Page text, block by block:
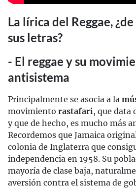
La lírica del Reggae,
sus letras?
- El reggae y su
antisistema
Principalmente se asocia a la
movimiento rastafari, que data
y que de hecho, es mucho más
Recordemos que Jamaica
colonia de Inglaterra que
independencia en 1958. Su
mayoría de clase baja,
aversión contra el sistema de